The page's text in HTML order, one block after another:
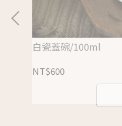
白瓷蓋碗/100ml
NT$600